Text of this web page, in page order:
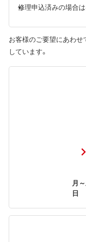
修理申込済みの場合は
お客様のご要望にあわ
しています。
月
日